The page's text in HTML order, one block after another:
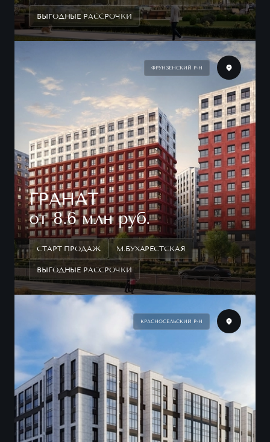
ВЫГОДНЫЕ РАССРОЧКИ
ФРУНЗЕНСКИЙ Р-Н
ГРАНАТ
от 8.6 млн руб.
СТАРТ ПРОДАЖ М.БУХАРЕСТСКАЯ
ВЫГОДНЫЕ РАССРОЧКИ
КРАСНОСЕЛЬСКИЙ Р-Н